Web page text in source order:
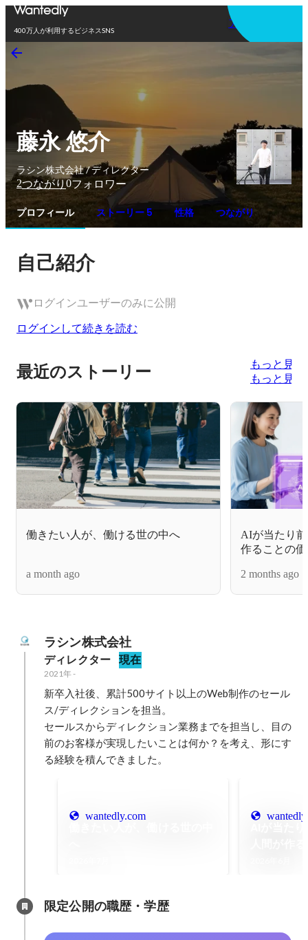
400万人が利用するビジネスSNS
アプリを使う
藤永 悠介
ラシン株式会社 / ディレクター
2つながり 0フォロワー
プロフィール ストーリー 5 性格 つながり
自己紹介
ログインユーザーのみに公開
ログインして続きを読む
最近のストーリー
もっと見る
もっと見る
働きたい人が、働ける世の中へ
a month ago
AIが当たり
作ることの
2 months ago
ラシン株式会社
ディレクター 現在
2021年-
新卒入社後、累計500サイト以上のWeb制作のセール
ス/ディレクションを担当。
セールスからディレクション業務までを担当し、目の
前のお客様が実現したいことは何か？を考え、形にす
る経験を積んできました。
wantedly.com
限定公開の職歴・学歴